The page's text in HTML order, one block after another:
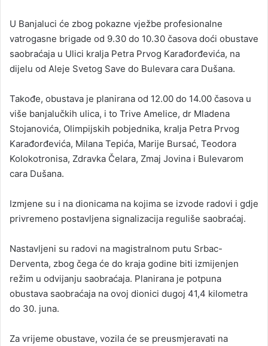
U Banjaluci će zbog pokazne vježbe profesionalne
vatrogasne brigade od 9.30 do 10.30 časova doći obustave
saobraćaja u Ulici kralja Petra Prvog Karađorđevića, na
dijelu od Aleje Svetog Save do Bulevara cara Dušana.
Takođe, obustava je planirana od 12.00 do 14.00 časova u
više banjalučkih ulica, i to Trive Amelice, dr Mladena
Stojanovića, Olimpijskih pobjednika, kralja Petra Prvog
Karađorđevića, Milana Tepića, Marije Bursać, Teodora
Kolokotronisa, Zdravka Čelara, Zmaj Jovina i Bulevarom
cara Dušana.
Izmjene su i na dionicama na kojima se izvode radovi i gdje
privremeno postavljena signalizacija reguliše saobraćaj.
Nastavljeni su radovi na magistralnom putu Srbac-
Derventa, zbog čega će do kraja godine biti izmijenjen
režim u odvijanju saobraćaja. Planirana je potpuna
obustava saobraćaja na ovoj dionici dugoj 41,4 kilometra
do 30. juna.
Za vrijeme obustave, vozila će se preusmjeravati na